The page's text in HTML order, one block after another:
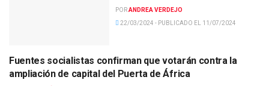
PORANDREA VERDEJO
22/03/2024 - PUBLICADO EL 11/07/2024
POLÍTICA
Fuentes socialistas confirman que votarán contra la
ampliación de capital del Puerta de África